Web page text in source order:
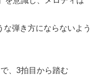
な弾き方にならないよう
、3拍目から踏む